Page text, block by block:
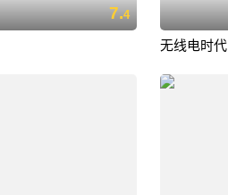
7.4
无线电时代